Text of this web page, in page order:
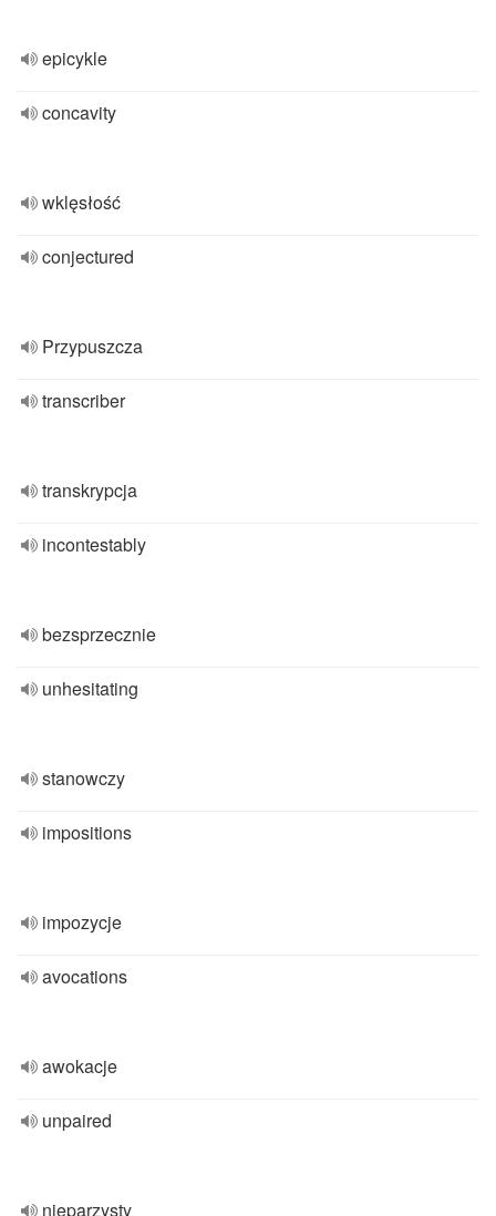
epicykle
concavity
wklęsłość
conjectured
Przypuszcza
transcriber
transkrypcja
incontestably
bezsprzecznie
unhesitating
stanowczy
impositions
impozycje
avocations
awokacje
unpaired
nieparzysty